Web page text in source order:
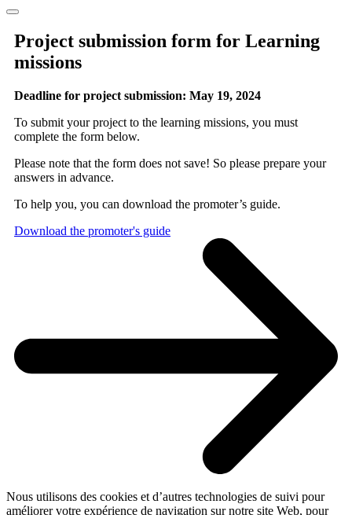
Project submission form for Learning
missions
Deadline for project submission: May 19, 2024
To submit your project to the learning missions, you must
complete the form below.
Please note that the form does not save! So please prepare your
answers in advance.
To help you, you can download the promoter’s guide.
Download the promoter's guide
Nous utilisons des cookies et d’autres technologies de suivi pour
améliorer votre expérience de navigation sur notre site Web, pour